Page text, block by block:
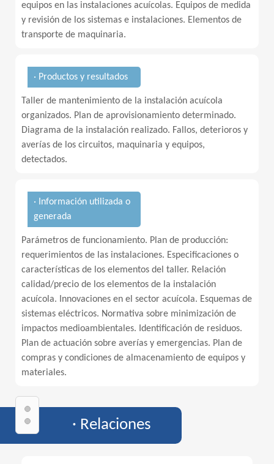
equipos en las instalaciones acuícolas. Equipos de medida
y revisión de los sistemas e instalaciones. Elementos de
transporte de maquinaria.
· Productos y resultados
Taller de mantenimiento de la instalación acuícola
organizados. Plan de aprovisionamiento determinado.
Diagrama de la instalación realizado. Fallos, deterioros y
averías de los circuitos, maquinaria y equipos,
detectados.
· Información utilizada o
generada
Parámetros de funcionamiento. Plan de producción:
requerimientos de las instalaciones. Especificaciones o
características de los elementos del taller. Relación
calidad/precio de los elementos de la instalación
acuícola. Innovaciones en el sector acuícola. Esquemas de
sistemas eléctricos. Normativa sobre minimización de
impactos medioambientales. Identificación de residuos.
Plan de actuación sobre averías y emergencias. Plan de
compras y condiciones de almacenamiento de equipos y
materiales.
· Relaciones